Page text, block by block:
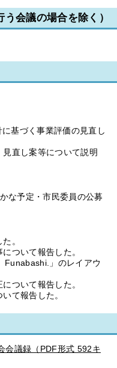
会議の場合を除く）
基づく事業評価の見直し
直し案等について説明
な予定・市民委員の公募
。
ついて報告した。
」のレイアウ
ついて報告した。
て報告した。
会議録（PDF形式 592キ